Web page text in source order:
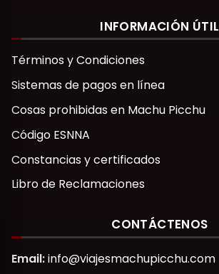
INFORMACIÓN ÚTIL
Términos y Condiciones
Sistemas de pagos en línea
Cosas prohibidas en Machu Picchu
Código ESNNA
Constancias y certificados
Libro de Reclamaciones
CONTÁCTENOS
Email:info@viajesmachupicchu.com